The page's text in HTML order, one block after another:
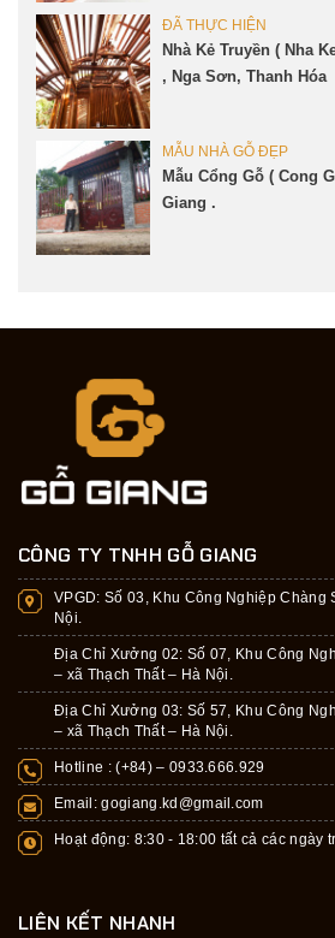
ĐÃ THỰC HIỆN
Nhà Kẻ Truyền ( Nha
, Nga Sơn, Thanh Hóa
MẪU NHÀ GỖ ĐẸP
Mẫu Cổng Gỗ ( Cong
Giang .
CÔNG TY TNHH GỖ GIANG
VPGD: Số 03, Khu Công Nghiệp Chàng
Nội.
Địa Chỉ Xưởng 02: Số 07, Khu Công
– xã Thạch Thất – Hà Nội.
Địa Chỉ Xưởng 03: Số 57, Khu Công
– xã Thạch Thất – Hà Nội.
Hotline : (+84) – 0933.666.929
Email:gogiang.kd@gmail.com
Hoạt động: 8:30 - 18:00 tất cả các ngày
LIÊN KẾT NHANH